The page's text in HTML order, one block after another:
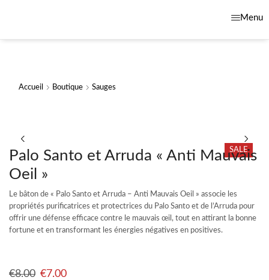
Menu
Accueil Boutique Sauges
SALE
Palo Santo et Arruda « Anti Mauvais
Oeil »
Le bâton de « Palo Santo et Arruda – Anti Mauvais Oeil » associe les
propriétés purificatrices et protectrices du Palo Santo et de l’Arruda pour
offrir une défense efficace contre le mauvais œil, tout en attirant la bonne
fortune et en transformant les énergies négatives en positives.
€8.00 €7.00